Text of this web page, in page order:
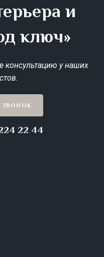
и
ключ»
консультацию у наших
ЗВОНОК
22 44